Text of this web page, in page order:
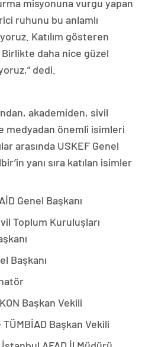
misyonuna vurgu yapan
ruhunu bu anlamlı
Katılım gösteren
daha nice güzel
dedi.
akademiden, sivil
medyadan önemli isimleri
arasında USKEF Genel
yanı sıra katılan isimler
Genel Başkanı
Toplum Kuruluşları
Başkanı
Başkan Vekili
Başkan Vekili